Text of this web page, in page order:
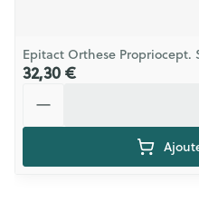
Epitact Orthese Propriocept.
32,30 €